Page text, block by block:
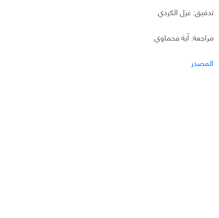
تدقيق: غزل الكردي
مراجعة: آية فحماوي
المصدر